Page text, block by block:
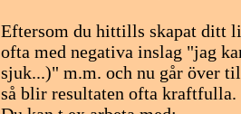
Eftersom du hittills skapat ditt
ofta med negativa inslag "jag
sjuk...)" m.m. och nu går över
så blir resultaten ofta kraftfulla.